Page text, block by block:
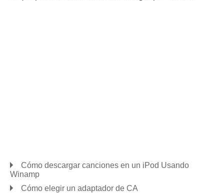
Cómo descargar canciones en un iPod Usando
Winamp
Cómo elegir un adaptador de CA